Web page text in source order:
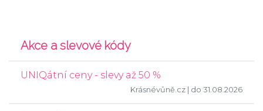
Akce a slevové kódy
UNIQátní ceny - slevy až 50 %
Krásnévůně.cz | do 31.08.2026